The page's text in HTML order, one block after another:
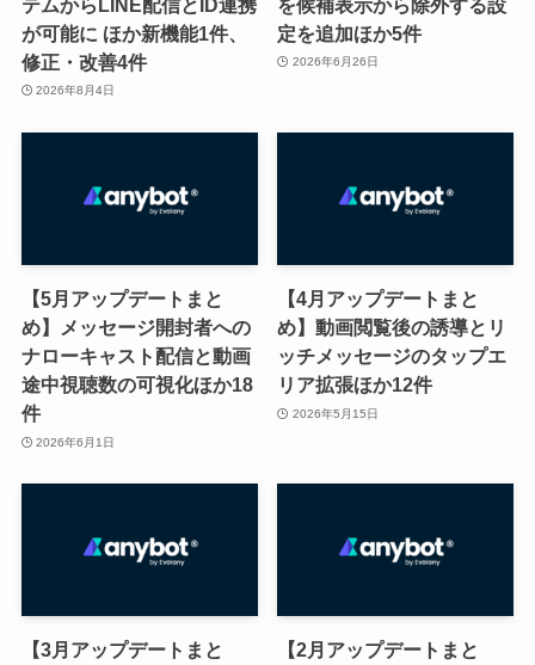
テムからLINE配信とID連携
が可能に ほか新機能1件、
修正・改善4件
2026年8月4日
を候補表示から除外する設
定を追加ほか5件
2026年6月26日
【5月アップデートまと
め】メッセージ開封者への
ナローキャスト配信と動画
途中視聴数の可視化ほか18
件
2026年6月1日
【4月アップデートまと
め】動画閲覧後の誘導とリ
ッチメッセージのタップエ
リア拡張ほか12件
2026年5月15日
【3月アップデートまと
【2月アップデートまと